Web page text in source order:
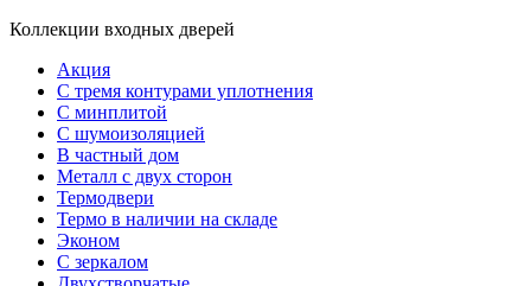
Коллекции входных дверей
Акция
С тремя контурами уплотнения
С минплитой
С шумоизоляцией
В частный дом
Металл с двух сторон
Термодвери
Термо в наличии на складе
Эконом
С зеркалом